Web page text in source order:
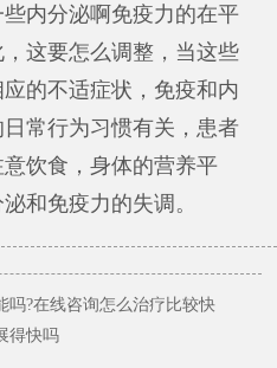
内分泌啊免疫力的在平
这要怎么调整，当这些
的不适症状，免疫和内
常行为习惯有关，患者
饮食，身体的营养平
和免疫力的失调。
吗?在线咨询怎么治疗比较快
得快吗